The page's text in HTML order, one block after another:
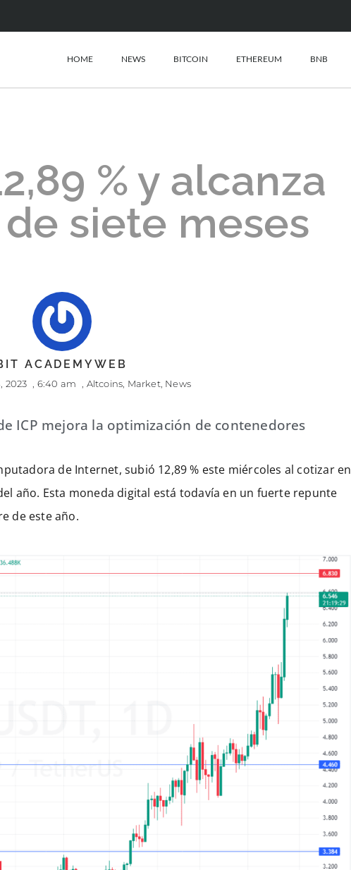
HOME NEWS BITCOIN ETHEREUM BNB
% y alcanza
siete meses
ACADEMYWEB
2023 6:40 am Altcoins Market, News
ICP mejora la optimización de contenedores
de Internet, subió 12,89 % este miércoles al cotizar en
año. Esta moneda digital está todavía en un fuerte repunte
de este año.